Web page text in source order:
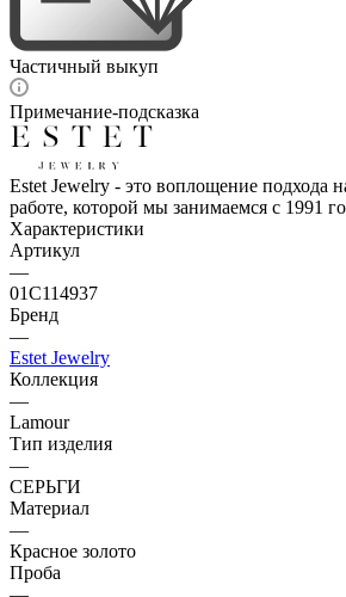
Частичный выкуп
Примечание-подсказка
Estet Jewelry - это воплощение подхода
работе, которой мы занимаемся с 1991
Характеристики
Артикул
—
01С114937
Бренд
—
Estet Jewelry
Коллекция
—
Lamour
Тип изделия
—
СЕРЬГИ
Материал
—
Красное золото
Проба